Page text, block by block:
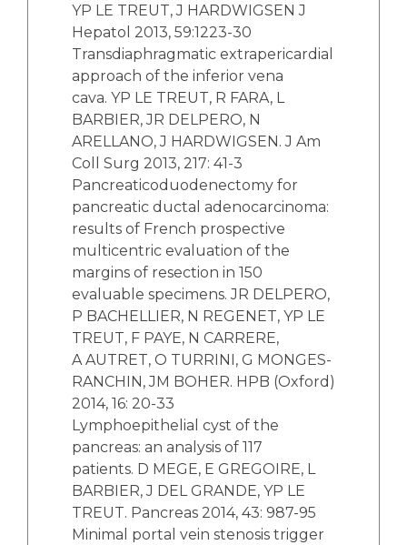
YP LE TREUT, J HARDWIGSEN J
Hepatol 2013, 59:1223-30
Transdiaphragmatic extrapericardial
approach of the inferior vena
cava. YP LE TREUT, R FARA, L
BARBIER, JR DELPERO, N
ARELLANO, J HARDWIGSEN. J Am
Coll Surg 2013, 217: 41-3
Pancreaticoduodenectomy for
pancreatic ductal adenocarcinoma:
results of French prospective
multicentric evaluation of the
margins of resection in 150
evaluable specimens. JR DELPERO,
P BACHELLIER, N REGENET, YP LE
TREUT, F PAYE, N CARRERE,
A AUTRET, O TURRINI, G MONGES-
RANCHIN, JM BOHER. HPB (Oxford)
2014, 16: 20-33
Lymphoepithelial cyst of the
pancreas: an analysis of 117
patients. D MEGE, E GREGOIRE, L
BARBIER, J DEL GRANDE, YP LE
TREUT. Pancreas 2014, 43: 987-95
Minimal portal vein stenosis trigger